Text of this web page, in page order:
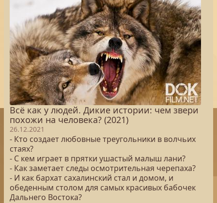
Всё как у людей. Дикие истории: чем звери
похожи на человека? (2021)
26.12.2021
- Кто создает любовные треугольники в волчьих
стаях?
- С кем играет в прятки ушастый малыш лани?
- Как заметает следы осмотрительная черепаха?
- И как бархат сахалинский стал и домом, и
обеденным столом для самых красивых бабочек
Дальнего Востока?